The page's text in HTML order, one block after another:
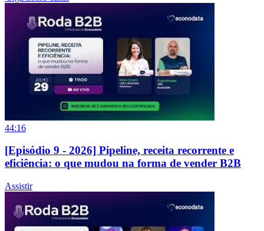
44:16
[Episódio 9 - 2026] Pipeline, receita recorrente e
eficiência: o que mudou na forma de vender B2B
Assistir